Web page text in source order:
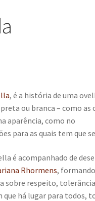
, é a história de uma
ou branca – como as
aparência, como no
para as quais tem que
é acompanhado de
Rhormens,
sobre respeito,
há lugar para todos,